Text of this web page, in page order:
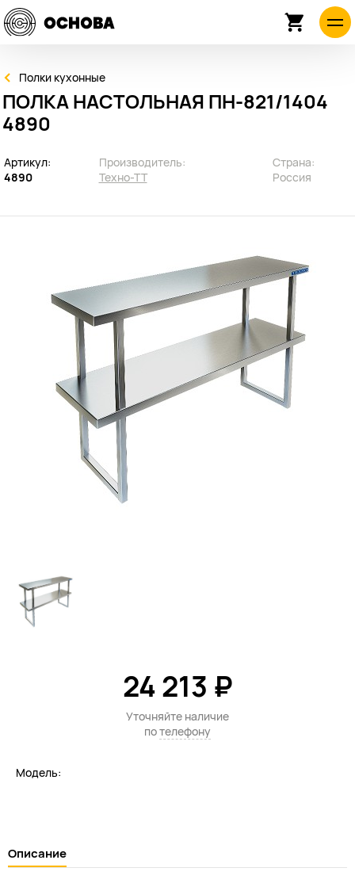
Полки кухонные
ПОЛКА НАСТОЛЬНАЯ ПН-821/1404
4890
Артикул:
4890
Производитель:
Техно-ТТ
Страна:
Россия
Модель:
24 213 ₽
Уточняйте наличие
потелефону
Описание